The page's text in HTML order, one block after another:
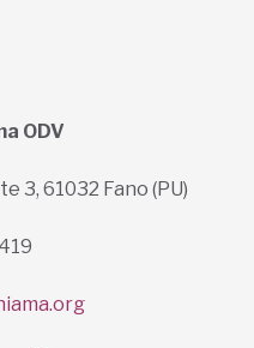
ODV
3, 61032 Fano (PU)